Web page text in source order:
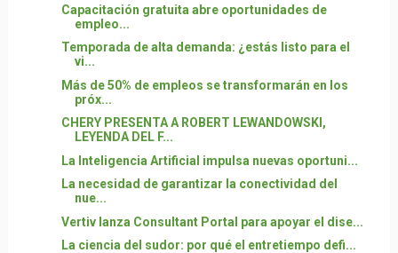
Capacitación gratuita abre oportunidades de
empleo...
Temporada de alta demanda: ¿estás listo para el
vi...
Más de 50% de empleos se transformarán en los
próx...
CHERY PRESENTA A ROBERT LEWANDOWSKI,
LEYENDA DEL F...
La Inteligencia Artificial impulsa nuevas oportuni...
La necesidad de garantizar la conectividad del
nue...
Vertiv lanza Consultant Portal para apoyar el dise...
La ciencia del sudor: por qué el entretiempo defi...